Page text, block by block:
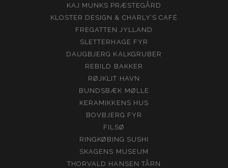
KAJ MUNKS PRÆSTEGÅRD
KLOSTER DESIGN & CHARLY’S CAFÉ
FREGATTEN JYLLAND
SLETTERHAGE FYR
DAUGBJERG KALKGRUBER
REBILD BAKKER
RØJKLIT HAVN
BUNDSBÆK MØLLE
KERAMIKKENS HUS
BOVBJERG FYR
FILSØ
RINGKØBING SUSHI
SKAGENS MUSEUM
THORVALD HANSEN TÅRN